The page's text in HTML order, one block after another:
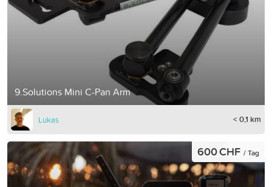
9.Solutions Mini C-Pan Arm
Lukas < 0,1 km
600 CHF / Tag